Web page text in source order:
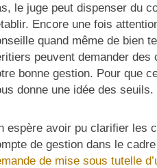
le juge peut dispenser du
Encore une fois
quand même de bien
peuvent demander
bonne gestion. Pour que
donne une idée des seuils.
espère avoir pu clarifier les
de gestion dans le
de mise sous tutelle